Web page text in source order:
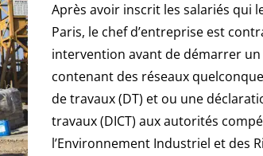
Après avoir inscrit les salariés qui
Paris, le chef d’entreprise est
intervention avant de démarrer
contenant des réseaux
de travaux (DT) et ou une
travaux (DICT) aux autorités
l’Environnement Industriel et des